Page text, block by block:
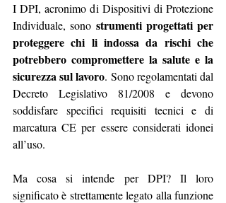
I DPI, acronimo di Dispositivi di Protezione
Individuale, sono strumenti progettati per
proteggere chi li indossa da rischi che
potrebbero compromettere la salute e la
sicurezza sul lavoro. Sono regolamentati dal
Decreto Legislativo 81/2008 e devono
soddisfare specifici requisiti tecnici e di
marcatura CE per essere considerati idonei
all’uso.
Ma cosa si intende per DPI? Il loro
significato è strettamente legato alla funzione